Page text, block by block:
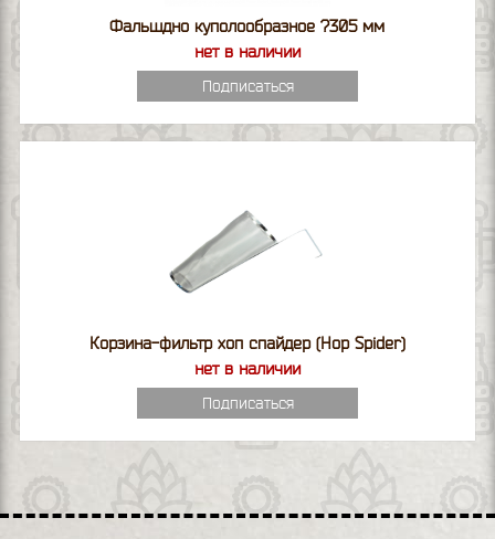
Фальшдно куполообразное ?305 мм
нет в наличии
Подписаться
Корзина-фильтр хоп спайдер (Hop Spider)
нет в наличии
Подписаться